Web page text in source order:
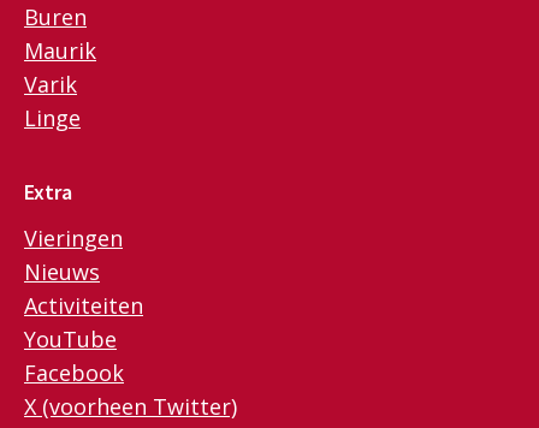
Buren
Maurik
Varik
Linge
Extra
Vieringen
Nieuws
Activiteiten
YouTube
Facebook
X (voorheen Twitter)